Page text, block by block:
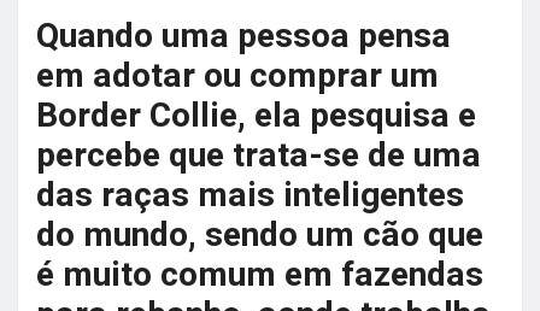
Quando uma pessoa pensa
em adotar ou comprar um
Border Collie, ela pesquisa e
percebe que trata-se de uma
das raças mais inteligentes
do mundo, sendo um cão que
é muito comum em fazendas